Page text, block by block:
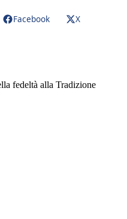
Facebook
X
fedeltà alla Tradizione